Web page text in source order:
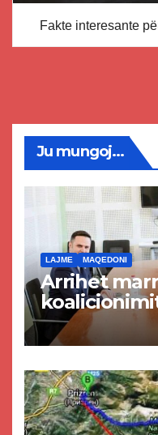
Fakte interesante
Ju mungoj...
LAJME MAQEDONI
Arrihet
Kurtit dhe